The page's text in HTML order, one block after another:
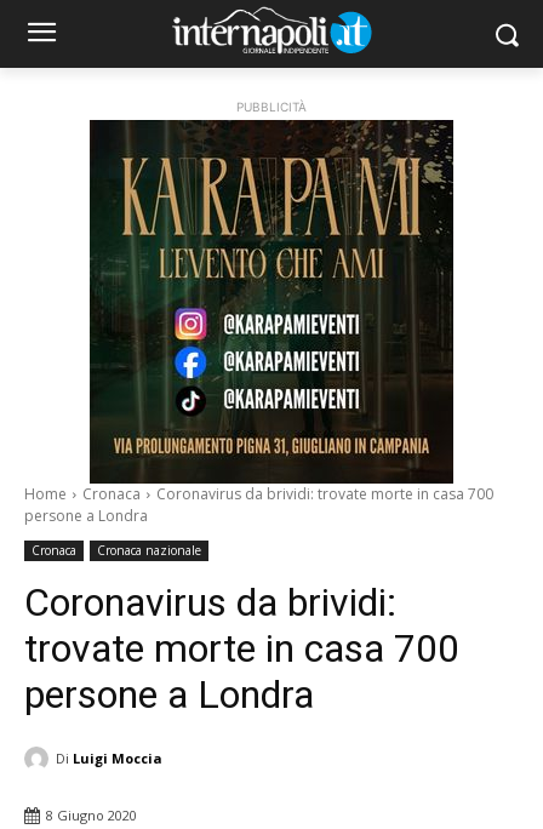
PUBBLICITÀ
Home Cronaca
Coronavirus da brividi: trovate morte in casa 700
persone a Londra
Cronaca Cronaca nazionale
Coronavirus da brividi:
trovate morte in casa 700
persone a Londra
Di Luigi Moccia
8 Giugno 2020